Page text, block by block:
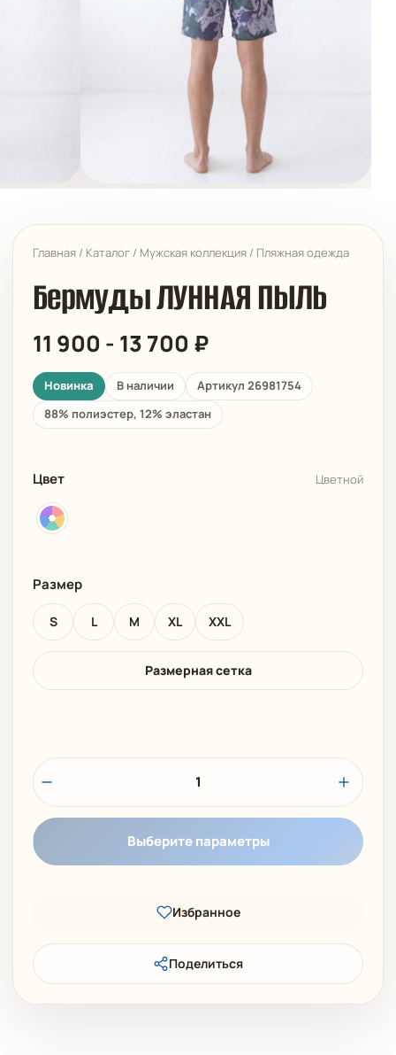
Главная / Каталог / Мужская коллекция / Пляжная одежда
Бермуды ЛУННАЯ ПЫЛЬ
11 900 - 13 700 ₽
Новинка В наличии
Артикул 26981754
88% полиэстер, 12% эластан
Цвет Цветной
Размер
S L M XL XXL
Размерная сетка
1
Выберите параметры
Избранное
Поделиться